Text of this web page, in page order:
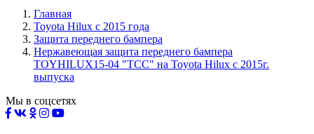
Главная
Toyota Нilux с 2015 года
Защита переднего бампера
Нержавеющая защита переднего бампера
TOYHILUX15-04 "TCC" на Toyota Hilux с 2015г.
выпуска
Мы в соцсетях